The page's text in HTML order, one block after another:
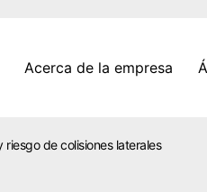
Acerca de la empresa
de colisiones laterales